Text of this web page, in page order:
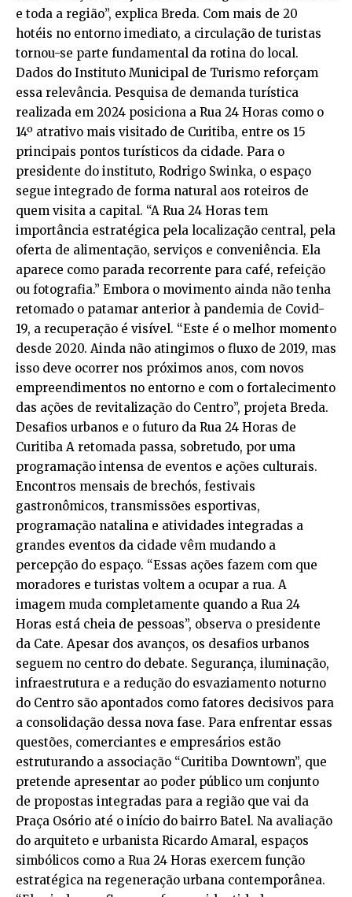
e toda a região”, explica Breda. Com mais de 20
hotéis no entorno imediato, a circulação de turistas
tornou-se parte fundamental da rotina do local.
Dados do Instituto Municipal de Turismo reforçam
essa relevância. Pesquisa de demanda turística
realizada em 2024 posiciona a Rua 24 Horas como o
14º atrativo mais visitado de Curitiba, entre os 15
principais pontos turísticos da cidade. Para o
presidente do instituto, Rodrigo Swinka, o espaço
segue integrado de forma natural aos roteiros de
quem visita a capital. “A Rua 24 Horas tem
importância estratégica pela localização central, pela
oferta de alimentação, serviços e conveniência. Ela
aparece como parada recorrente para café, refeição
ou fotografia.” Embora o movimento ainda não tenha
retomado o patamar anterior à pandemia de Covid-
19, a recuperação é visível. “Este é o melhor momento
desde 2020. Ainda não atingimos o fluxo de 2019, mas
isso deve ocorrer nos próximos anos, com novos
empreendimentos no entorno e com o fortalecimento
das ações de revitalização do Centro”, projeta Breda.
Desafios urbanos e o futuro da Rua 24 Horas de
Curitiba A retomada passa, sobretudo, por uma
programação intensa de eventos e ações culturais.
Encontros mensais de brechós, festivais
gastronômicos, transmissões esportivas,
programação natalina e atividades integradas a
grandes eventos da cidade vêm mudando a
percepção do espaço. “Essas ações fazem com que
moradores e turistas voltem a ocupar a rua. A
imagem muda completamente quando a Rua 24
Horas está cheia de pessoas”, observa o presidente
da Cate. Apesar dos avanços, os desafios urbanos
seguem no centro do debate. Segurança, iluminação,
infraestrutura e a redução do esvaziamento noturno
do Centro são apontados como fatores decisivos para
a consolidação dessa nova fase. Para enfrentar essas
questões, comerciantes e empresários estão
estruturando a associação “Curitiba Downtown”, que
pretende apresentar ao poder público um conjunto
de propostas integradas para a região que vai da
Praça Osório até o início do bairro Batel. Na avaliação
do arquiteto e urbanista Ricardo Amaral, espaços
simbólicos como a Rua 24 Horas exercem função
estratégica na regeneração urbana contemporânea.